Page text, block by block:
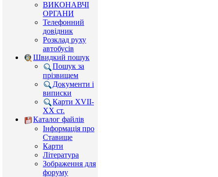
ВИКОНАВЧІ
ОРГАНИ
Телефонний
довідник
Розклад руху
автобусів
Швидкий пошук
Пошук за
прізвищем
Документи і
виписки
Карти XVII-
XX ст.
Каталог файлів
Інформація про
Ставище
Карти
Література
Зображення для
форуму